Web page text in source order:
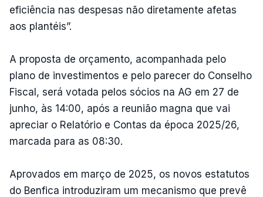
eficiência nas despesas não diretamente afetas
aos plantéis”.
A proposta de orçamento, acompanhada pelo
plano de investimentos e pelo parecer do Conselho
Fiscal, será votada pelos sócios na AG em 27 de
junho, às 14:00, após a reunião magna que vai
apreciar o Relatório e Contas da época 2025/26,
marcada para as 08:30.
Aprovados em março de 2025, os novos estatutos
do Benfica introduziram um mecanismo que prevê